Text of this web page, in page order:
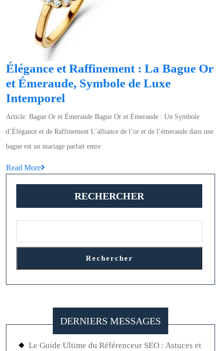
Élégance et Raffinement : La Bague Or
et Émeraude, Symbole de Luxe
Intemporel
et
Raffinement
:
Bague
Or
de
Luxe
Article: Bague Or et Émeraude Bague Or et Émeraude : Un Symbole
d’Élégance et de Raffinement L’alliance de l’or et de l’émeraude dans une
bague est un mariage parfait entre
Read More
RECHERCHER
Rechercher
DERNIERS MESSAGES
Le Guide Ultime du Référenceur SEO : Astuces et